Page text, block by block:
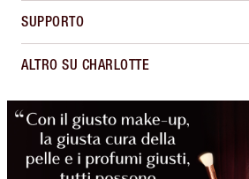
SUPPORTO
ALTRO SU CHARLOTTE